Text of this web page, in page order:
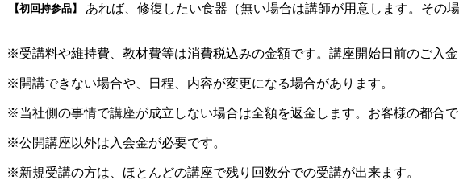
【初回持参品】 あれば、修復したい食器（無い場合は講師が用意します。その
※受講料や維持費、教材費等は消費税込みの金額です。講座開始日前のご入金
※開講できない場合や、日程、内容が変更になる場合があります。
※当社側の事情で講座が成立しない場合は全額を返金します。お客様の都合
※公開講座以外は入会金が必要です。
※新規受講の方は、ほとんどの講座で残り回数分での受講が出来ます。